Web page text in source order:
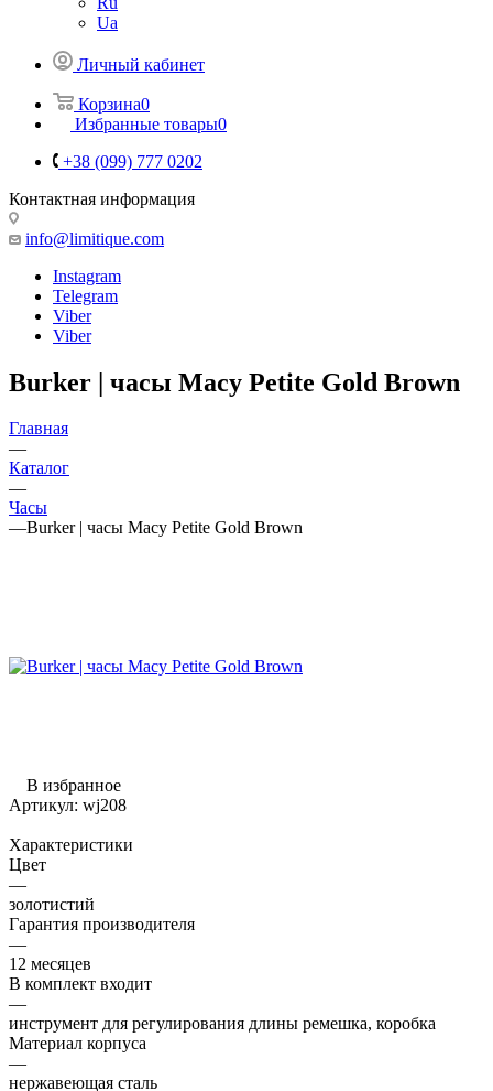
Ua
Личный кабинет
Корзина0
Избранные товары0
+38 (099) 777 0202
Контактная информация
info@limitique.com
Instagram
Telegram
Viber
Viber
Burker | часы Macy Petite Gold Brown
Главная
—
Каталог
—
Часы
—Burker | часы Macy Petite Gold Brown
В избранное
Артикул: wj208
Характеристики
Цвет
—
золотистий
Гарантия производителя
—
12 месяцев
В комплект входит
—
инструмент для регулирования длины ремешка, коробка
Материал корпуса
—
нержавеющая сталь